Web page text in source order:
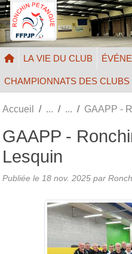
LA VIE DU CLUB
CHAMPIONNATS DES CLUBS
Accueil GAAPP -
GAAPP -
Lesquin
Publiée le 18 nov. 2025 par
Panneau de gestion des